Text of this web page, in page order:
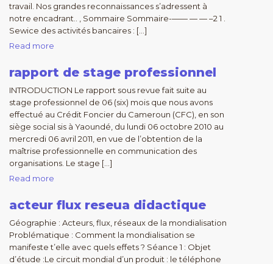
travail. Nos grandes reconnaissances s’adressent à
notre encadrant.. , Sommaire Sommaire-—— — — –2 1 .
Sewice des activités bancaires : […]
Read more
rapport de stage professionnel
INTRODUCTION Le rapport sous revue fait suite au
stage professionnel de 06 (six) mois que nous avons
effectué au Crédit Foncier du Cameroun (CFC), en son
siège social sis à Yaoundé, du lundi 06 octobre 2010 au
mercredi 06 avril 2011, en vue de l’obtention de la
maîtrise professionnelle en communication des
organisations. Le stage […]
Read more
acteur flux reseua didactique
Géographie : Acteurs, flux, réseaux de la mondialisation
Problématique : Comment la mondialisation se
manifeste t’elle avec quels effets ? Séance 1 : Objet
d’étude :Le circuit mondial d’un produit : le téléphone